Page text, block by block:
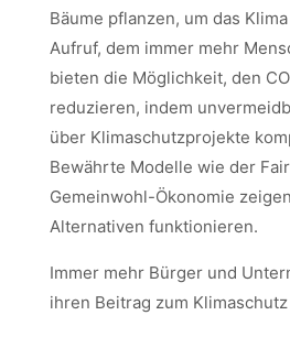
Bäume pflanzen, um das
Aufruf, dem immer mehr
bieten die Möglichkeit, den
reduzieren, indem
über Klimaschutzprojekte
Bewährte Modelle wie der
Gemeinwohl-Ökonomie
Alternativen funktionieren.
Immer mehr Bürger und
ihren Beitrag zum